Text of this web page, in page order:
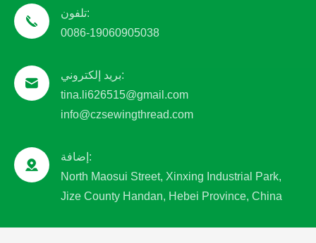
تلفون:
0086-19060905038
بريد إلكتروني:
tina.li626515@gmail.com
info@czsewingthread.com
إضافة:
North Maosui Street, Xinxing Industrial Park,
Jize County Handan, Hebei Province, China